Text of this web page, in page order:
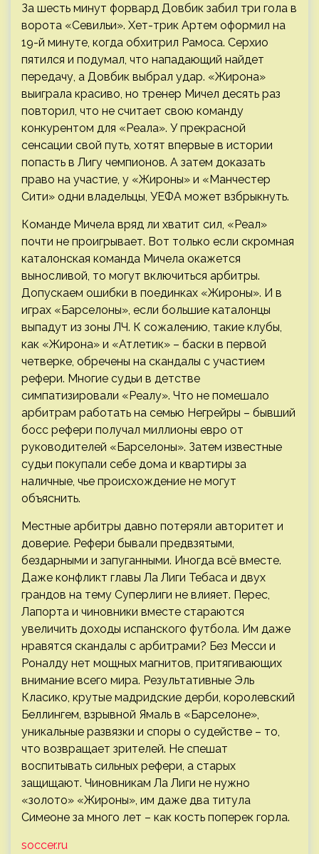
За шесть минут форвард Довбик забил три гола в
ворота «Севильи». Хет-трик Артем оформил на
19-й минуте, когда обхитрил Рамоса. Серхио
пятился и подумал, что нападающий найдет
передачу, а Довбик выбрал удар. «Жирона»
выиграла красиво, но тренер Мичел десять раз
повторил, что не считает свою команду
конкурентом для «Реала». У прекрасной
сенсации свой путь, хотят впервые в истории
попасть в Лигу чемпионов. А затем доказать
право на участие, у «Жироны» и «Манчестер
Сити» одни владельцы, УЕФА может взбрыкнуть.
Команде Мичела вряд ли хватит сил, «Реал»
почти не проигрывает. Вот только если скромная
каталонская команда Мичела окажется
выносливой, то могут включиться арбитры.
Допускаем ошибки в поединках «Жироны». И в
играх «Барселоны», если большие каталонцы
выпадут из зоны ЛЧ. К сожалению, такие клубы,
как «Жирона» и «Атлетик» – баски в первой
четверке, обречены на скандалы с участием
рефери. Многие судьи в детстве
симпатизировали «Реалу». Что не помешало
арбитрам работать на семью Негрейры – бывший
босс рефери получал миллионы евро от
руководителей «Барселоны». Затем известные
судьи покупали себе дома и квартиры за
наличные, чье происхождение не могут
объяснить.
Местные арбитры давно потеряли авторитет и
доверие. Рефери бывали предвзятыми,
бездарными и запуганными. Иногда всё вместе.
Даже конфликт главы Ла Лиги Тебаса и двух
грандов на тему Суперлиги не влияет. Перес,
Лапорта и чиновники вместе стараются
увеличить доходы испанского футбола. Им даже
нравятся скандалы с арбитрами? Без Месси и
Роналду нет мощных магнитов, притягивающих
внимание всего мира. Результативные Эль
Класико, крутые мадридские дерби, королевский
Беллингем, взрывной Ямаль в «Барселоне»,
уникальные развязки и споры о судействе – то,
что возвращает зрителей. Не спешат
воспитывать сильных рефери, а старых
защищают. Чиновникам Ла Лиги не нужно
«золото» «Жироны», им даже два титула
Симеоне за много лет – как кость поперек горла.
soccer.ru